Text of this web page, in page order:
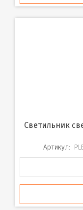
Cветильник cветодиодный потолочный PLED
Артикул: